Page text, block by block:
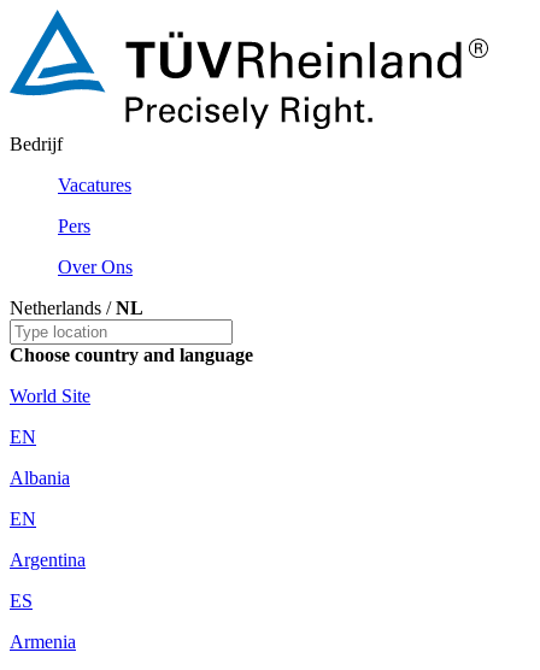
Bedrijf
Vacatures
Pers
Over Ons
Netherlands /NL
Choose country and language
World Site
EN
Albania
EN
Argentina
ES
Armenia